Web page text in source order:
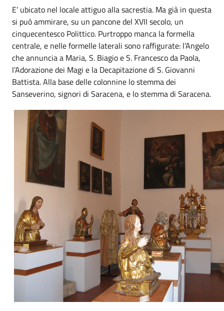
E’ ubicato nel locale attiguo alla sacrestia. Ma già in questa
si può ammirare, su un pancone del XVII secolo, un
cinquecentesco Polittico. Purtroppo manca la formella
centrale, e nelle formelle laterali sono raffigurate: l’Angelo
che annuncia a Maria, S. Biagio e S. Francesco da Paola,
l’Adorazione dei Magi e la Decapitazione di S. Giovanni
Battista. Alla base delle colonnine lo stemma dei
Sanseverino, signori di Saracena, e lo stemma di Saracena.